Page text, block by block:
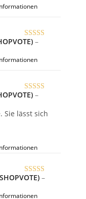
Bewertet
–
Bewertet
–
Sie lässt sich
Bewertet
–